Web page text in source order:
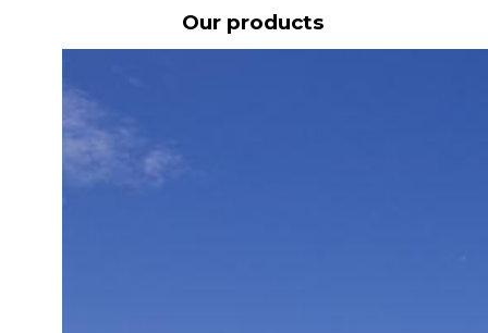
Our products